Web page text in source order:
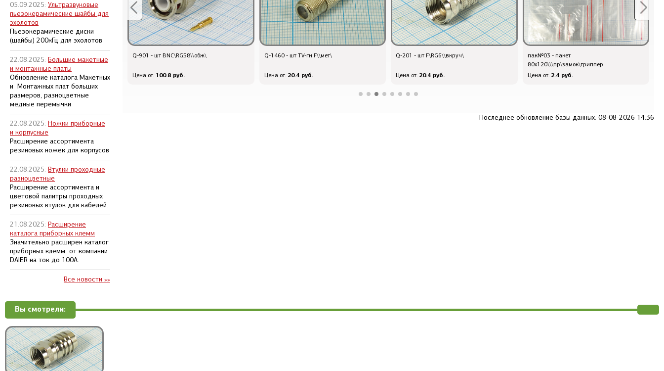
05.09.2025: Ультразвуковые
пьезокерамические шайбы для
эхолотов
Пьезокерамические диски
(шайбы) 200кГц для эхолотов
22.08.2025: Большие макетные
и монтажные платы
Обновление каталога Макетных
и Монтажных плат больших
размеров, разноцветные
медные перемычки
22.08.2025: Ножки приборные
и корпусные
Расширение ассортимента
резиновых ножек для корпусов
22.08.2025: Втулки проходные
разноцветные
Расширение ассортимента и
цветовой палитры проходных
резиновых втулок для кабелей.
21.08.2025: Расширение
каталога приборных клемм
Значительно расширен каталог
приборных клемм от компании
DAIER на ток до 100А.
Все новости »»
каб рк75\1x0,724\RG6/U\медь\бел
Цена от:56.4 руб.
Q-901 - шт BNC\RG58\\обж\
Цена от: 100.8 руб.
Q-1460 - шт TV-гн F\\мет\
Цена от: 20.4 руб.
Q-201 - шт F\RG6\\вкруч\
Цена от: 20.4 руб.
пак№03 - пакет
80x120\\\пр\замок\гриппер
Цена от: 2.4 руб.
Последнее обновление базы данных: 08-08-2026 14:36
Вы смотрели: